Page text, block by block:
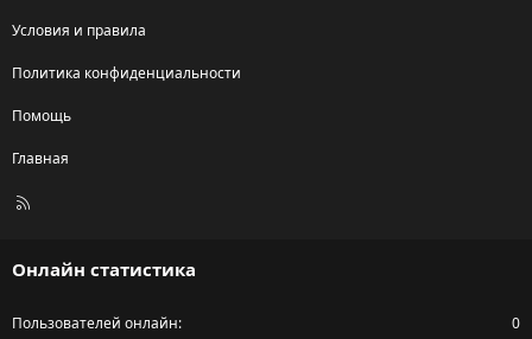
Условия и правила
Политика конфиденциальности
Помощь
Главная
R
Онлайн статистика
Пользователей онлайн 0